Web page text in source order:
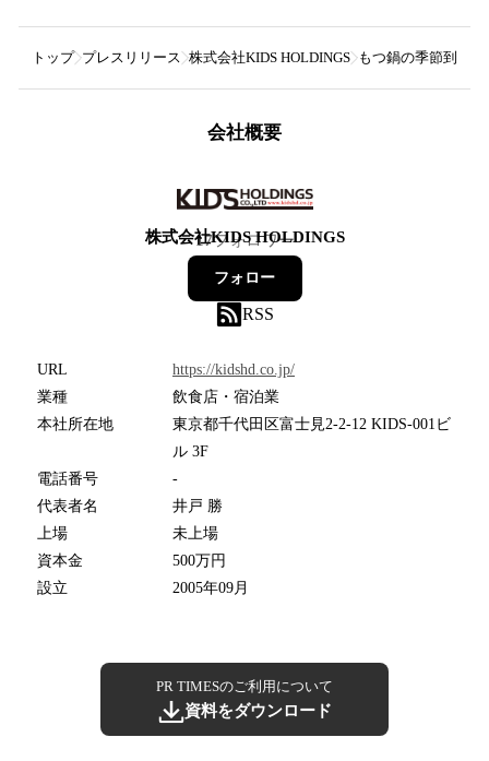
トップ プレスリリース 株式会社KIDS HOLDINGS もつ鍋の季節到来
会社概要
株式会社KIDS HOLDINGS
17フォロワー
フォロー
RSS
URL
https://kidshd.co.jp/
業種
飲食店・宿泊業
本社所在地
東京都千代田区富士見2-2-12 KIDS-001ビ
ル 3F
電話番号
-
代表者名
井戸 勝
上場
未上場
資本金
500万円
設立
2005年09月
PR TIMESのご利用について
資料をダウンロード